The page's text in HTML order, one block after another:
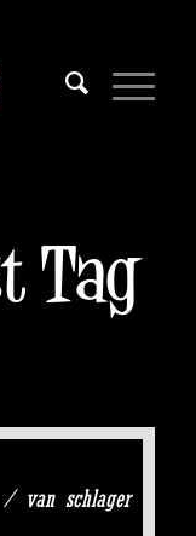
Tag
van schlager